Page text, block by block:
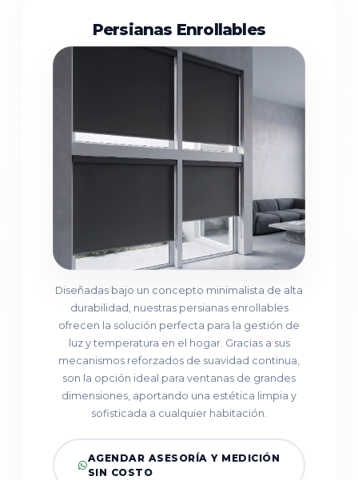
Persianas Enrollables
Diseñadas bajo un concepto minimalista de alta
durabilidad, nuestras persianas enrollables
ofrecen la solución perfecta para la gestión de
luz y temperatura en el hogar. Gracias a sus
mecanismos reforzados de suavidad continua,
son la opción ideal para ventanas de grandes
dimensiones, aportando una estética limpia y
sofisticada a cualquier habitación.
AGENDAR ASESORÍA Y MEDICIÓN
SIN COSTO